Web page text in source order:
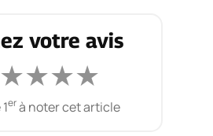
votre avis
★★★★
erà noter cet article